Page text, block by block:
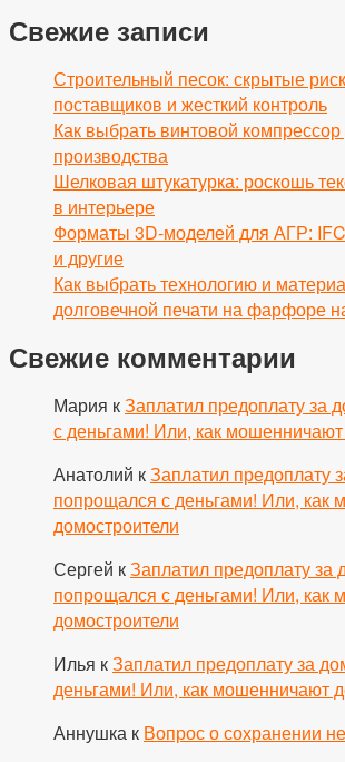
Свежие записи
Строительный песок: скрытые
поставщиков и жесткий контроль
Как выбрать винтовой компрессор
производства
Шелковая штукатурка: роскошь
в интерьере
Форматы 3D-моделей для АГР:
и другие
Как выбрать технологию и
долговечной печати на фарфоре
Свежие комментарии
Мария кЗаплатил предоплату за
с деньгами! Или, как
Анатолий кЗаплатил предоплату
попрощался с деньгами! Или, как
домостроители
Сергей кЗаплатил предоплату за
попрощался с деньгами! Или, как
домостроители
Илья кЗаплатил предоплату за
деньгами! Или, как мошенничают
Аннушка к Вопрос о сохранении